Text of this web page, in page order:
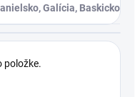
Galícia, Baskicko
položke.